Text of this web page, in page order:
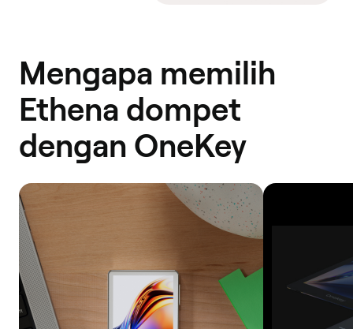
Mengapa memilih
Ethena dompet
dengan OneKey